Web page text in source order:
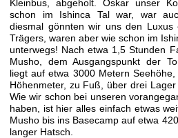
Kleinbus, abgeholt. Oskar unser
schon im Ishinca Tal war, war
diesmal gönnten wir uns den Luxus
Trägers, waren aber wie schon im
unterwegs! Nach etwa 1,5 Stunden
Musho, dem Ausgangspunkt der
liegt auf etwa 3000 Metern
Höhenmeter, zu Fuß, über drei Lager
Wie wir schon bei unseren
haben, ist hier alles einfach etwas
Musho bis ins Basecamp auf etwa
langer Hatsch.